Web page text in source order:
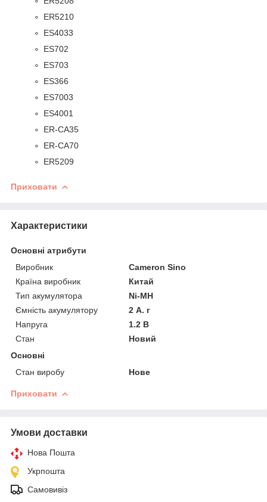
ER5210
ES4033
ES702
ES703
ES366
ES7003
ES4001
ER-CA35
ER-CA70
ER5209
Приховати
Характеристики
Основні атрибути
Виробник
Cameron Sino
Країна виробник
Китай
Тип акумулятора
Ni-MH
Ємність акумулятору
2 А. г
Напруга
1.2 В
Стан
Новий
Основні
Стан виробу
Нове
Приховати
Умови доставки
Нова Пошта
Укрпошта
Самовивіз